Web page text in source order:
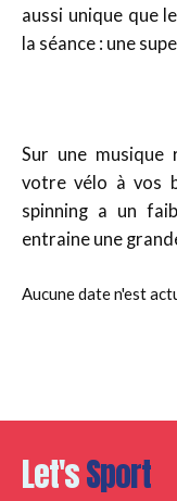
aussi unique que
la séance : une
Sur une musique
votre vélo à vos
spinning a un
entraine une
Aucune date n'est
Let'sSport